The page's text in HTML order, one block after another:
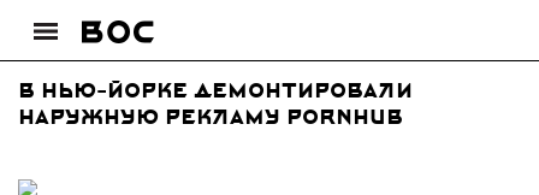
В Нью-Йорке демонтировали
наружную рекламу Pornhub